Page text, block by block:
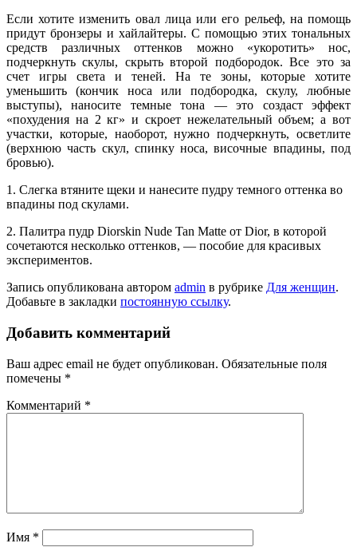
Если хотите изменить овал лица или его рельеф, на помощь
придут бронзеры и хайлайтеры. С помощью этих тональных
средств различных оттенков можно «укоротить» нос,
подчеркнуть скулы, скрыть второй подбородок. Все это за
счет игры света и теней. На те зоны, которые хотите
уменьшить (кончик носа или подбородка, скулу, любные
выступы), наносите темные тона — это создаст эффект
«похудения на 2 кг» и скроет нежелательный объем; а вот
участки, которые, наоборот, нужно подчеркнуть, осветлите
(верхнюю часть скул, спинку носа, височные впадины, под
бровью).
1. Слегка втяните щеки и нанесите пудру темного оттенка во
впадины под скулами.
2. Палитра пудр Diorskin Nude Tan Matte от Dior, в которой
сочетаются несколько оттенков, — пособие для красивых
экспериментов.
Запись опубликована автором admin в рубрике Для женщин.
Добавьте в закладки постоянную ссылку.
Добавить комментарий
Ваш адрес email не будет опубликован. Обязательные поля
помечены *
Комментарий *
Имя *